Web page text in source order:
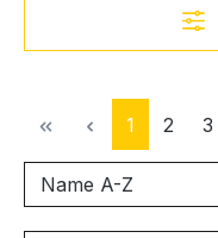
Seite
1 Seite
2 3